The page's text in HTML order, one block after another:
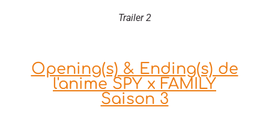
Trailer 2
Opening(s) & Ending(s) de
l'anime SPY x FAMILY
Saison 3